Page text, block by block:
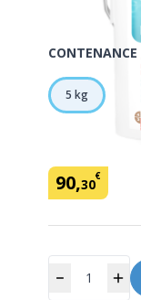
5 kg
90,30€